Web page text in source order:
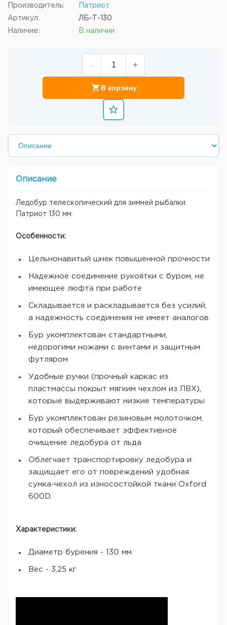
Производитель: Патриот
Артикул: ЛБ-Т-130
Наличие: В наличии
- +
В корзину
Описание
Ледобур телескопический для зимней рыбалки
Патриот 130 мм.
Особенности:
Цельнонавитый шнек повышенной прочности
Надежное соединение рукоятки с буром, не
имеющее люфта при работе
Складывается и раскладывается без усилий,
а надежность соединения не имеет аналогов
Бур укомплектован стандартными,
недорогими ножами с винтами и защитным
футляром
Удобные ручки (прочный каркас из
пластмассы покрыт мягким чехлом из ПВХ),
которые выдерживают низкие температуры
Бур укомплектован резиновым молоточком,
который обеспечивает эффективное
очищение ледобура от льда
Облегчает транспортировку ледобура и
защищает его от повреждений удобная
сумка-чехол из износостойкой ткани Oxford
600D.
Характеристики:
Диаметр бурения - 130 мм
Вес - 3,25 кг